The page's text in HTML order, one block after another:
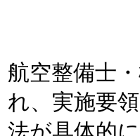
航空整備士
れ、実施要